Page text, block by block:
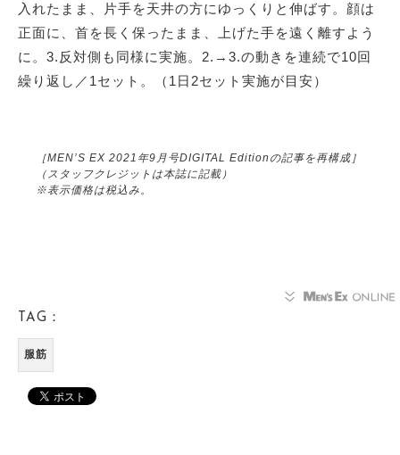
入れたまま、片手を天井の方にゆっくりと伸ばす。顔は
正面に、首を長く保ったまま、上げた手を遠く離すよう
に。3.反対側も同様に実施。2.→3.の動きを連続で10回
繰り返し／1セット。（1日2セット実施が目安）
［MEN’S EX 2021年9月号DIGITAL Editionの記事を再構成］
（スタッフクレジットは本誌に記載）
※表示価格は税込み。
TAG：
服筋